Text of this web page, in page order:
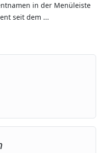
in der Menüleiste
seit dem ...